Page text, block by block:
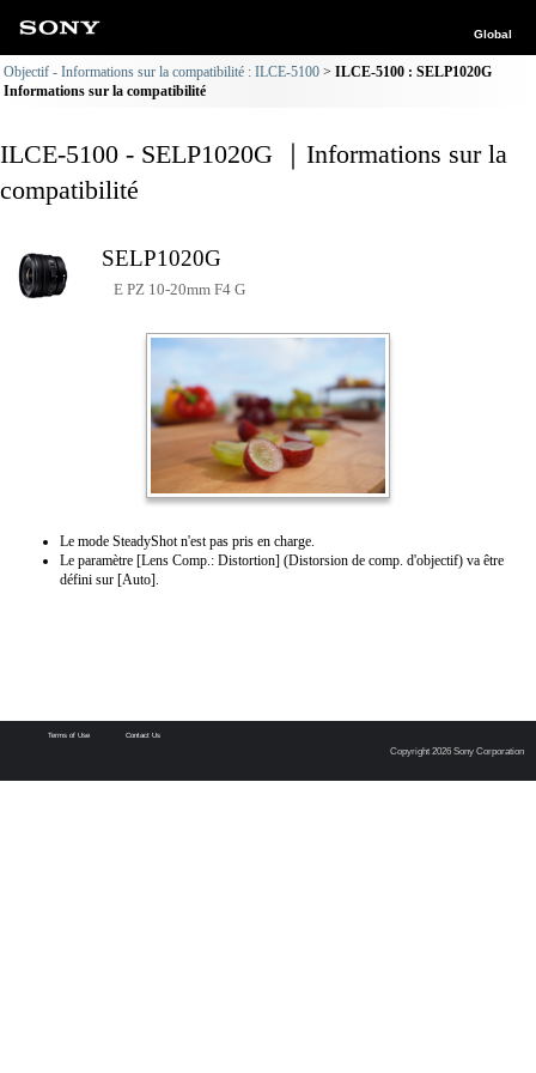
Global
Objectif - Informations sur la compatibilité : ILCE-5100
ILCE-5100 : SELP1020G
Informations sur la compatibilité
ILCE-5100 - SELP1020G ｜Informations sur la
compatibilité
SELP1020G
E PZ 10-20mm F4 G
Le mode SteadyShot n'est pas pris en charge.
Le paramètre [Lens Comp.: Distortion] (Distorsion de comp. d'objectif) va être
défini sur [Auto].
Terms of Use Contact Us
Copyright 2026 Sony Corporation